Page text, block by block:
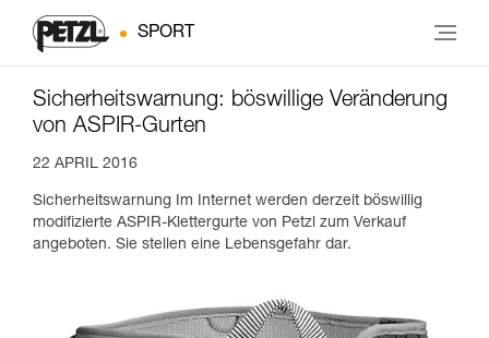
SPORT
Sicherheitswarnung: böswillige Veränderung
von ASPIR-Gurten
22 APRIL 2016
Sicherheitswarnung Im Internet werden derzeit böswillig
modifizierte ASPIR-Klettergurte von Petzl zum Verkauf
angeboten. Sie stellen eine Lebensgefahr dar.